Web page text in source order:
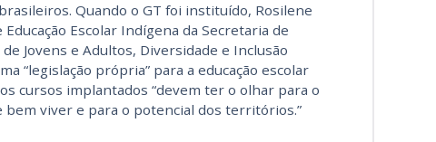
Quando o GT foi instituído, Rosilene
Escolar Indígena da Secretaria de
Jovens e Adultos, Diversidade e Inclusão
“legislação própria” para a educação escolar
cursos implantados “devem ter o olhar para o
viver e para o potencial dos territórios.”